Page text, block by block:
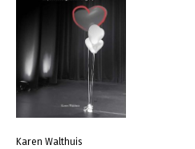
Karen Walthuis